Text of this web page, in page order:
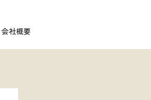
会社概要